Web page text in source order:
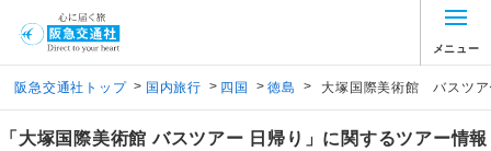
メニュー
阪急交通社トップ > 国内旅行 > 四国 > 徳島 > 大塚国際美術館 バスツ
「大塚国際美術館 バスツアー 日帰り」に関するツアー情報